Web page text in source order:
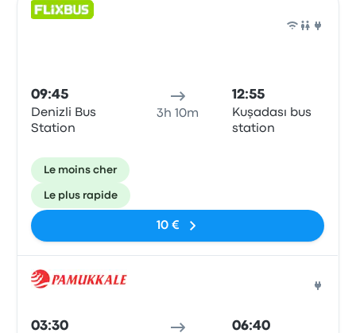
09:45
Denizli Bus
Station
3h 10m
12:55
Kuşadası bus
station
Le moins cher
Le plus rapide
10 €
03:30 06:40